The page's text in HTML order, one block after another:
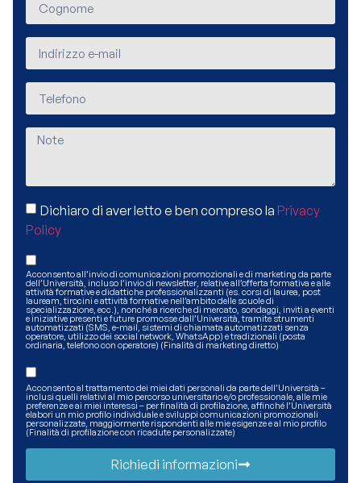
Dichiaro di aver letto e ben compreso la Privacy
Policy
Acconsento all’invio di comunicazioni promozionali e di marketing da parte
dell’Università, incluso l’invio di newsletter, relative all’offerta formativa e alle
attività formative e didattiche professionalizzanti (es. corsi di laurea, post
lauream, tirocini e attività formative nell’ambito delle scuole di
specializzazione, ecc.), nonché a ricerche di mercato, sondaggi, inviti a eventi
e iniziative presenti e future promosse dall’Università, tramite strumenti
automatizzati (SMS, e-mail, sistemi di chiamata automatizzati senza
operatore, utilizzo dei social network, WhatsApp) e tradizionali (posta
ordinaria, telefono con operatore) (Finalità di marketing diretto)
Acconsento al trattamento dei miei dati personali da parte dell’Università –
inclusi quelli relativi al mio percorso universitario e/o professionale, alle mie
preferenze e ai miei interessi – per finalità di profilazione, affinché l’Università
elabori un mio profilo individuale e sviluppi comunicazioni promozionali
personalizzate, maggiormente rispondenti alle mie esigenze e al mio profilo
(Finalità di profilazione con ricadute personalizzate)
Richiedi informazioni